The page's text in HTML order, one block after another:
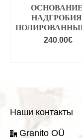
240.00€
Наши контакты
Granito OÜ